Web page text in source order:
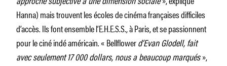
Hanna) mais trouvent les écoles de cinéma françaises difficiles
d’accès. Ils font ensemble l’E.H.E.S.S., à Paris, et se passionnent
pour le ciné indé américain. « Bellflowerd’Evan Glodell, fait
avec seulement 17 000 dollars, nous a beaucoup marqués»,